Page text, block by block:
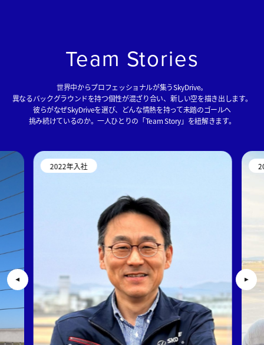
Team Stories
世界中からプロフェッショナルが集うSkyDrive。
異なるバックグラウンドを持つ個性が混ざり合い、新しい空を描き出します。
彼らがなぜSkyDriveを選び、どんな情熱を持って未踏のゴールへ
挑み続けているのか。一人ひとりの「Team Story」を紐解きます。
2022年入社